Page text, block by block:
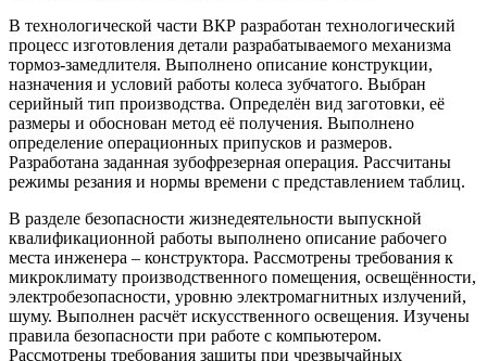
В технологической части ВКР разработан технологический
процесс изготовления детали разрабатываемого механизма
тормоз-замедлителя. Выполнено описание конструкции,
назначения и условий работы колеса зубчатого. Выбран
серийный тип производства. Определён вид заготовки, её
размеры и обоснован метод её получения. Выполнено
определение операционных припусков и размеров.
Разработана заданная зубофрезерная операция. Рассчитаны
режимы резания и нормы времени с представлением таблиц.
В разделе безопасности жизнедеятельности выпускной
квалификационной работы выполнено описание рабочего
места инженера – конструктора. Рассмотрены требования к
микроклимату производственного помещения, освещённости,
электробезопасности, уровню электромагнитных излучений,
шуму. Выполнен расчёт искусственного освещения. Изучены
правила безопасности при работе с компьютером.
Рассмотрены требования защиты при чрезвычайных